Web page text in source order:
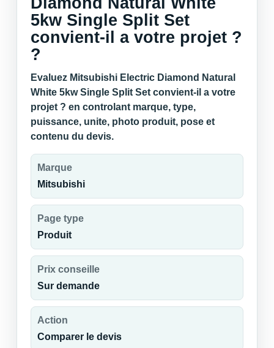
5kw Single Split Set
convient-il a votre projet ?
?
Evaluez Mitsubishi Electric Diamond Natural
White 5kw Single Split Set convient-il a votre
projet ? en controlant marque, type,
puissance, unite, photo produit, pose et
contenu du devis.
Marque
Mitsubishi
Page type
Produit
Prix conseille
Sur demande
Action
Comparer le devis